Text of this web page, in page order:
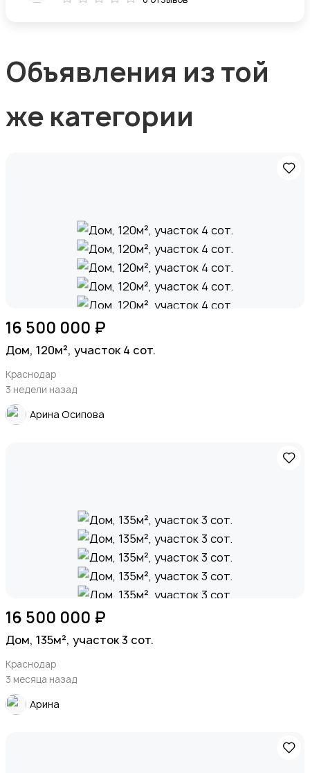
Объявления из той
же категории
16 500 000 ₽
Дом, 120м², участок 4 сот.
Краснодар
3 недели назад
Арина Осипова
16 500 000 ₽
Дом, 135м², участок 3 сот.
Краснодар
3 месяца назад
Арина